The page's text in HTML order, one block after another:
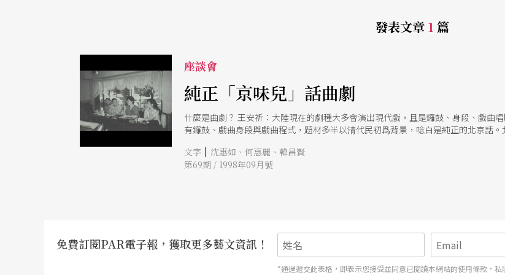
發表文章 1 篇
座談會
純正「京味兒」話曲劇
什麼是曲劇？ 王安祈：大陸現在的劇種大多會演出現代戲，且是鑼鼓、身段、戲曲
有鑼鼓、戲曲身段與戲曲程式，題材多半以淸代民初爲背景，唸白是純正的北京話
的《煙壺》一劇，到底起了多少作用？而《楊乃武與小白菜》語言爲什麼反而沒有
角度而言，曲劇對於曲藝的流傳推廣，開啓了多少正面的作用？當戲劇的成份加入
的特色，是用北京土話，像《煙壺》一劇中用了許多北京人懂得的土話，換句話說
的劇本如《四代同堂》、《茶館》、《天下第一樓》，他們那些人說話打招呼都是
聽就懂，令人感動。但對生長在台灣的人來講就未必聽得懂，只能當藝術欣賞，深
文字 | 沈惠如、何惠麗、韓昌賢
第69期 / 1998年09月號
免費訂閱PAR電子報，獲取更多藝文資訊！
*通過遞交此表格，即表示您接受並同意已閱讀本網站的使用條款，私